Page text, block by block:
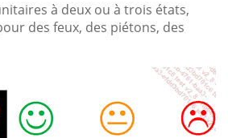
à deux ou à trois états,
des feux, des piétons, des